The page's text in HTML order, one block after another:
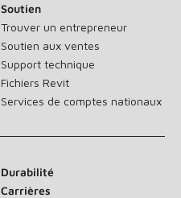
Soutien
Trouver un entrepreneur
Soutien aux ventes
Support technique
Fichiers Revit
Services de comptes nationaux
Durabilité
Carrières